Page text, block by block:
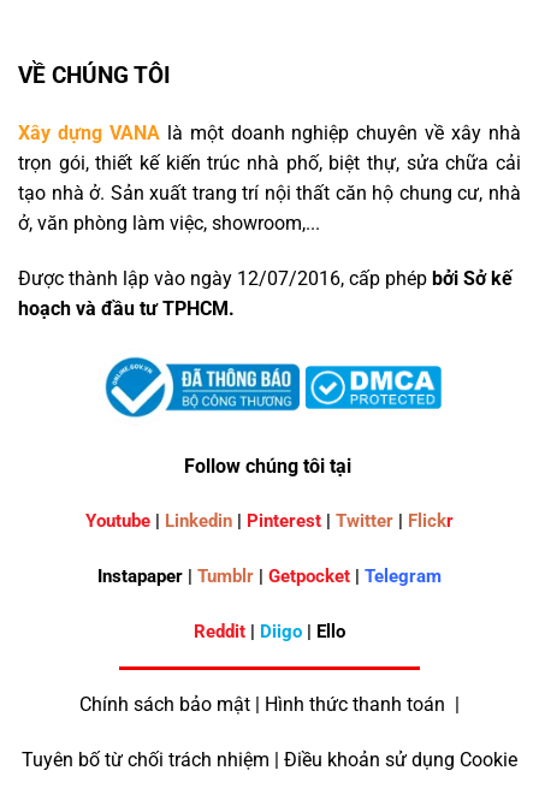
VỀ CHÚNG TÔI
Xây dựng VANAlà một doanh nghiệp chuyên về xây nhà
trọn gói, thiết kế kiến trúc nhà phố, biệt thự, sửa chữa cải
tạo nhà ở. Sản xuất trang trí nội thất căn hộ chung cư, nhà
ở, văn phòng làm việc, showroom,...
Được thành lập vào ngày 12/07/2016, cấp phép bởi Sở kế
hoạch và đầu tư TPHCM.
Follow chúng tôi tại
Youtube Linkedin Pinterest Twitter Flickr
Instapaper | Tumblr | Getpocket | Telegram
Reddit | Diigo | Ello
Chính sách bảo mật | Hình thức thanh toán |
Tuyên bố từ chối trách nhiệm | Điều khoản sử dụng Cookie